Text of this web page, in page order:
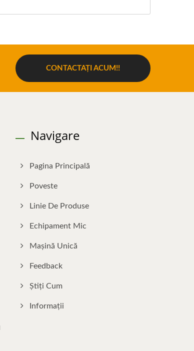
CONTACTAȚI ACUM!!
Navigare
Pagina Principală
Poveste
Linie De Produse
Echipament Mic
Mașină Unică
Feedback
Știți Cum
Informații